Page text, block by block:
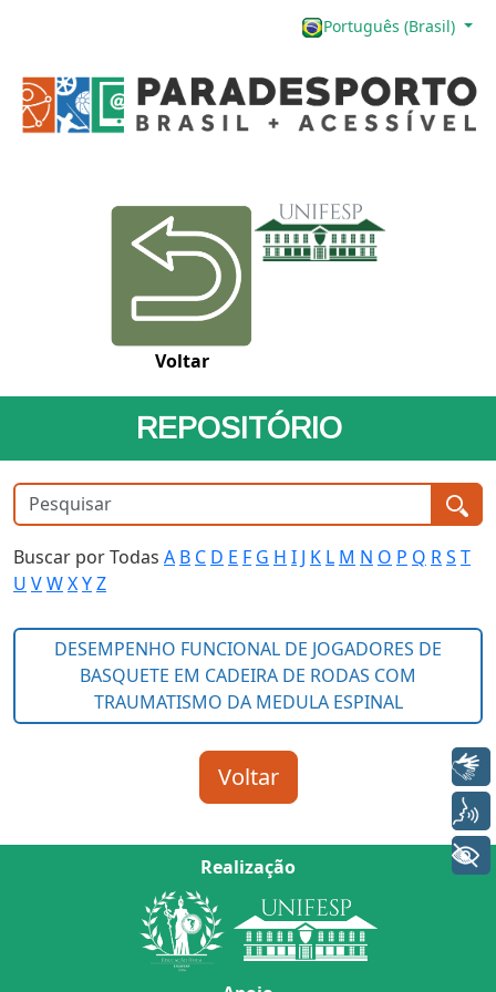
Português (Brasil)
Voltar
REPOSITÓRIO
Buscar por Todas A B C D E F G H I J K L M N O P Q RS T
U VWXYZ
Realização